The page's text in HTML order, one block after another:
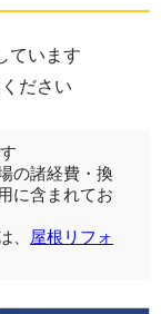
ています
ださい
の諸経費・換
に含まれてお
、
屋根リフォ